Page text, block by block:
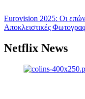
Eurovision 2025: Οι
Αποκλειστικές
Netflix News